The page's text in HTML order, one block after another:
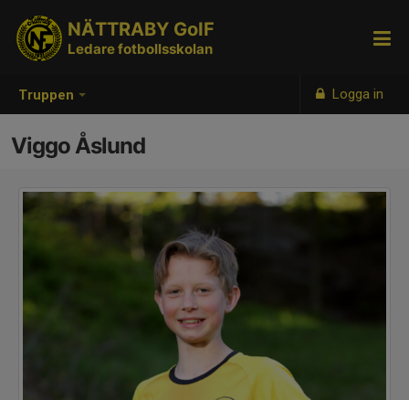
Truppen Logga in
NÄTTRABY GoIF
Ledare fotbollsskolan
Viggo Åslund